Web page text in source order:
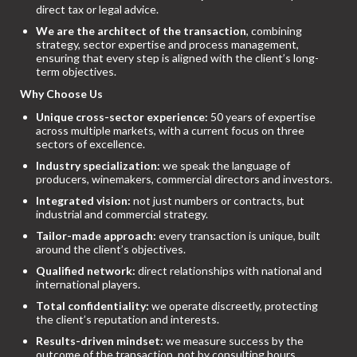
direct tax or legal advice.
We are the architect of the transaction, combining
strategy, sector expertise and process management,
ensuring that every step is aligned with the client’s long-
term objectives.
Why Choose Us
Unique cross-sector experience: 50 years of expertise
across multiple markets, with a current focus on three
sectors of excellence.
Industry specialization: we speak the language of
producers, winemakers, commercial directors and investors.
Integrated vision: not just numbers or contracts, but
industrial and commercial strategy.
Tailor-made approach: every transaction is unique, built
around the client’s objectives.
Qualified network: direct relationships with national and
international players.
Total confidentiality: we operate discreetly, protecting
the client’s reputation and interests.
Results-driven mindset: we measure success by the